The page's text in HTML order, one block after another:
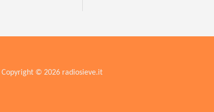
Copyright © 2026 radiosieve.it